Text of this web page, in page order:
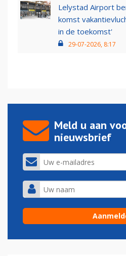
Lelystad Airport
komst
in de toekomst'
29-07-2026, 8:17
Meld u aan
nieuwsbrief